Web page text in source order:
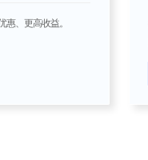
、更高收益。